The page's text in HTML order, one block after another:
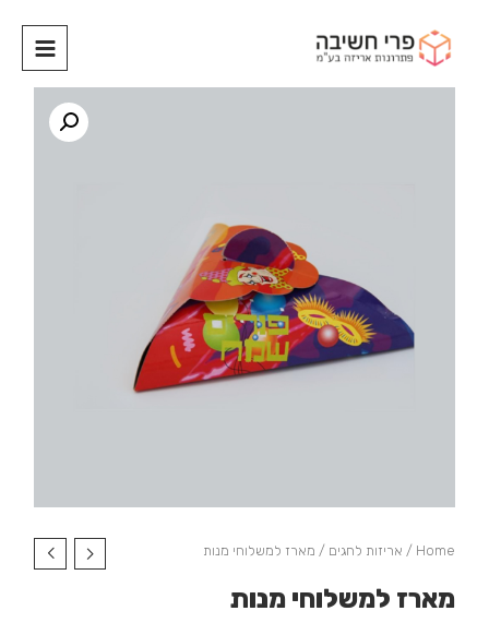
Home
/ אריזות לחגים / מארז למשלוחי מנות
מארז למשלוחי מנות